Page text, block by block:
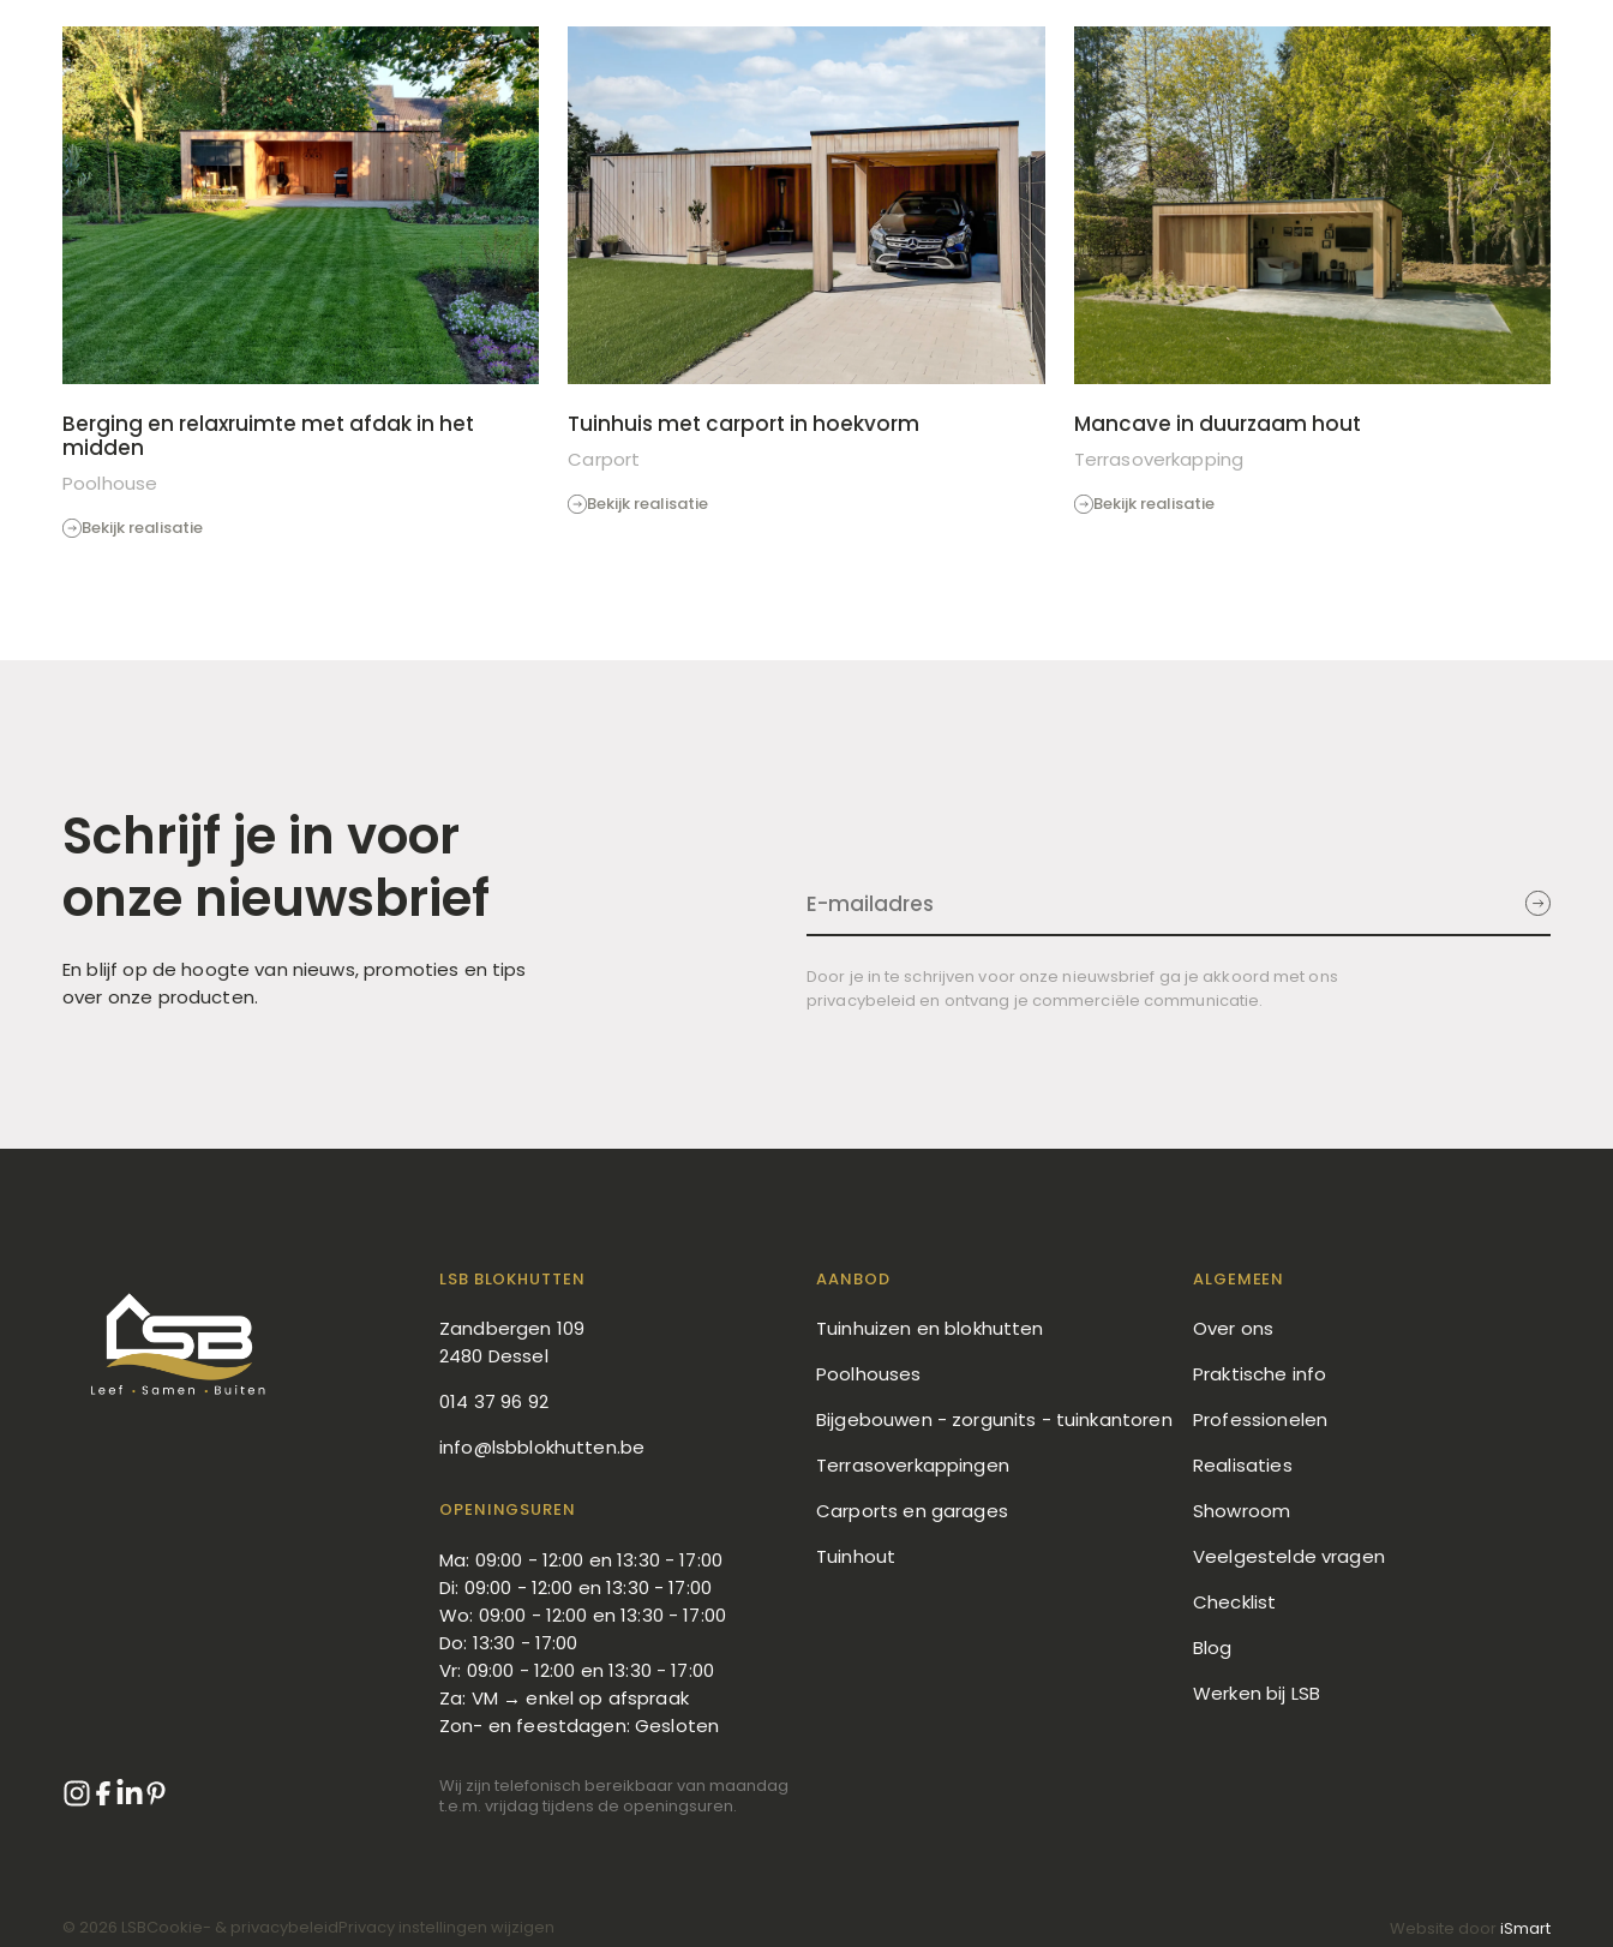
Berging en relaxruimte met afdak in het
midden
Poolhouse
Bekijk realisatie
Tuinhuis met carport in hoekvorm
Carport
Bekijk realisatie
Mancave in duurzaam hout
Terrasoverkapping
Bekijk realisatie
Schrijf je in voor
onze nieuwsbrief
En blijf op de hoogte van nieuws, promoties en tips
over onze producten.
Door je in te schrijven voor onze nieuwsbrief ga je akkoord met ons
privacybeleid en ontvang je commerciële communicatie.
LSB BLOKHUTTEN
Zandbergen 109
2480 Dessel
014 37 96 92
info@lsbblokhutten.be
OPENINGSUREN
Ma: 09:00 - 12:00 en 13:30 - 17:00
Di: 09:00 - 12:00 en 13:30 - 17:00
Wo: 09:00 - 12:00 en 13:30 - 17:00
Do: 13:30 - 17:00
Vr: 09:00 - 12:00 en 13:30 - 17:00
Za: VM → enkel op afspraak
Zon- en feestdagen: Gesloten
Wij zijn telefonisch bereikbaar van maandag
t.e.m. vrijdag tijdens de openingsuren.
AANBOD
Tuinhuizen en blokhutten
Poolhouses
Bijgebouwen - zorgunits - tuinkantoren
Terrasoverkappingen
Carports en garages
Tuinhout
ALGEMEEN
Over ons
Praktische info
Professionelen
Realisaties
Showroom
Veelgestelde vragen
Checklist
Blog
Werken bij LSB
© 2026 LSBCookie- & privacybeleidPrivacy instellingen wijzigen Website door iSmart